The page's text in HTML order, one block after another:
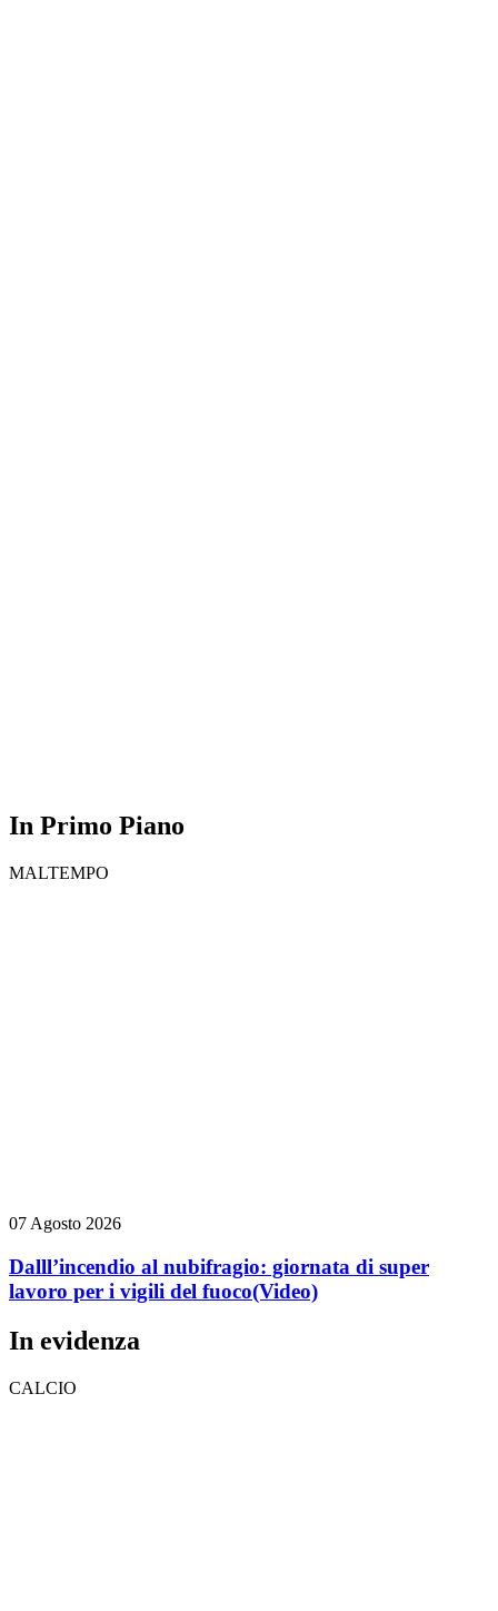
In Primo Piano
MALTEMPO
07 Agosto 2026
Dalll’incendio al nubifragio: giornata di super
lavoro per i vigili del fuoco(Video)
In evidenza
CALCIO